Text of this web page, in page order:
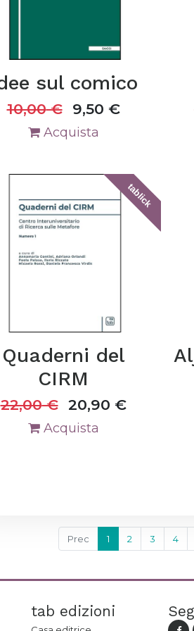
sul comico
10,00€ 9,50 €
Acquista
tablick
Quaderni del
CIRM
22,00€ 20,90 €
Acquista
Prec 1 2 3 4
tab edizioni